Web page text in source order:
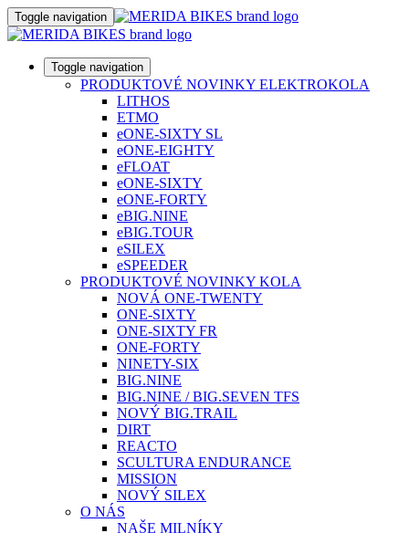
Toggle navigation
Toggle navigation
PRODUKTOVÉ NOVINKY ELEKTROKOLA
LITHOS
ETMO
eONE-SIXTY SL
eONE-EIGHTY
eFLOAT
eONE-SIXTY
eONE-FORTY
eBIG.NINE
eBIG.TOUR
eSILEX
eSPEEDER
PRODUKTOVÉ NOVINKY KOLA
NOVÁ ONE-TWENTY
ONE-SIXTY
ONE-SIXTY FR
ONE-FORTY
NINETY-SIX
BIG.NINE
BIG.NINE / BIG.SEVEN TFS
NOVÝ BIG.TRAIL
DIRT
REACTO
SCULTURA ENDURANCE
MISSION
NOVÝ SILEX
O NÁS
NAŠE MILNÍKY